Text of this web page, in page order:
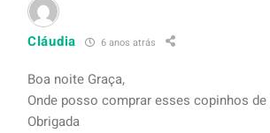
Cláudia 6 anos atrás
Boa noite Graça,
Onde posso comprar esses copinhos
Obrigada